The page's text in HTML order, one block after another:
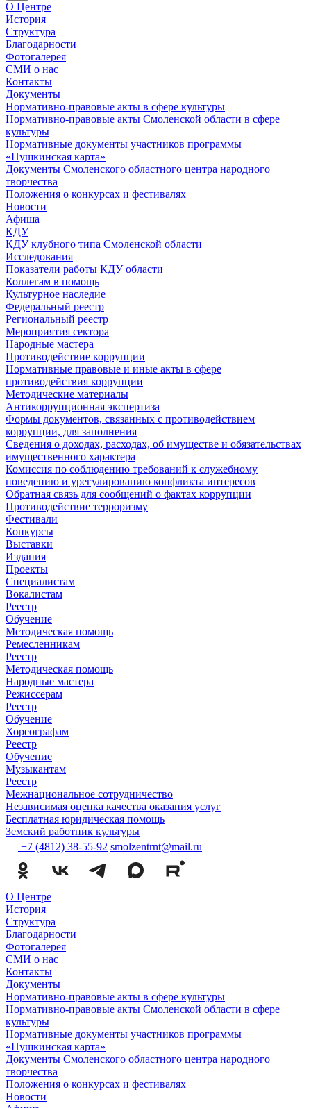
О Центре
История
Структура
Благодарности
Фотогалерея
СМИ о нас
Контакты
Документы
Нормативно-правовые акты в сфере культуры
Нормативно-правовые акты Смоленской области в сфере
культуры
Нормативные документы участников программы
«Пушкинская карта»
Документы Смоленского областного центра народного
творчества
Положения о конкурсах и фестивалях
Новости
Афиша
КДУ
КДУ клубного типа Смоленской области
Исследования
Показатели работы КДУ области
Коллегам в помощь
Культурное наследие
Федеральный реестр
Региональный реестр
Мероприятия сектора
Народные мастера
Противодействие коррупции
Нормативные правовые и иные акты в сфере
противодействия коррупции
Методические материалы
Антикоррупционная экспертиза
Формы документов, связанных с противодействием
коррупции, для заполнения
Сведения о доходах, расходах, об имуществе и обязательствах
имущественного характера
Комиссия по соблюдению требований к служебному
поведению и урегулированию конфликта интересов
Обратная связь для сообщений о фактах коррупции
Противодействие терроризму
Фестивали
Конкурсы
Выставки
Издания
Проекты
Специалистам
Вокалистам
Реестр
Обучение
Методическая помощь
Ремесленникам
Реестр
Методическая помощь
Народные мастера
Режиссерам
Реестр
Обучение
Хореографам
Реестр
Обучение
Музыкантам
Реестр
Межнациональное сотрудничество
Независимая оценка качества оказания услуг
Бесплатная юридическая помощь
Земский работник культуры
+7 (4812) 38-55-92 smolzentrnt@mail.ru
О Центре
История
Структура
Благодарности
Фотогалерея
СМИ о нас
Контакты
Документы
Нормативно-правовые акты в сфере культуры
Нормативно-правовые акты Смоленской области в сфере
культуры
Нормативные документы участников программы
«Пушкинская карта»
Документы Смоленского областного центра народного
творчества
Положения о конкурсах и фестивалях
Новости